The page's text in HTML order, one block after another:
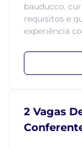
bauducco.
requisitos e
experiência
2 Vagas